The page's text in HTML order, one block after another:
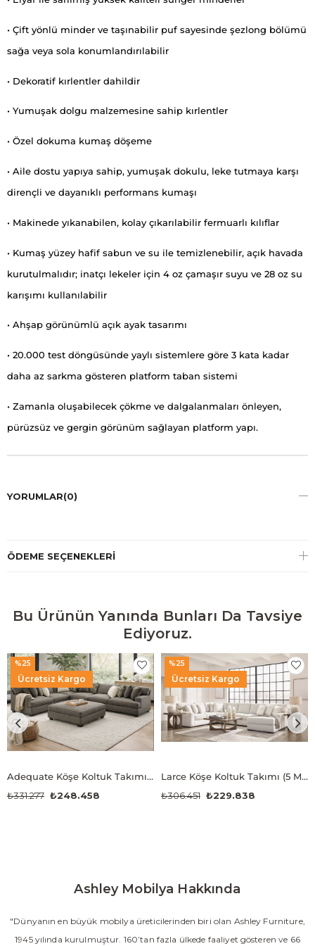
• Çift yönlü minder ve taşınabilir puf sayesinde şezlong bölümü
sağa veya sola konumlandırılabilir
• Dekoratif kırlentler dahildir
• Yumuşak dolgu malzemesine sahip kırlentler
• Özel dokuma kumaş döşeme
• Aile dostu yapıya sahip, yumuşak dokulu, leke tutmaya karşı
dirençli ve dayanıklı performans kumaşı
• Makinede yıkanabilen, kolay çıkarılabilir fermuarlı kılıflar
• Kumaş yüzey hafif sabun ve su ile temizlenebilir, açık havada
kurutulmalıdır; inatçı lekeler için 4 oz çamaşır suyu ve 28 oz su
karışımı kullanılabilir
• Ahşap görünümlü açık ayak tasarımı
• 20.000 test döngüsünde yaylı sistemlere göre 3 kata kadar
daha az sarkma gösteren platform taban sistemi
• Zamanla oluşabilecek çökme ve dalgalanmaları önleyen,
pürüzsüz ve gergin görünüm sağlayan platform yapı.
YORUMLAR(0)
ÖDEME SEÇENEKLERI
Bu Ürünün Yanında Bunları Da Tavsiye
Ediyoruz.
Adequate Köşe Koltuk Takımı (4 Modül)
₺248.458
₺331.277
Ücretsiz Kargo
%25
Larce Köşe Koltuk Takımı (5 Modül)
₺229.838
₺306.451
Ücretsiz Kargo
%25
Ashley Mobilya Hakkında
"Dünyanın en büyük mobilya üreticilerinden biri olan Ashley Furniture,
1945 yılında kurulmuştur. 160’tan fazla ülkede faaliyet gösteren ve 66